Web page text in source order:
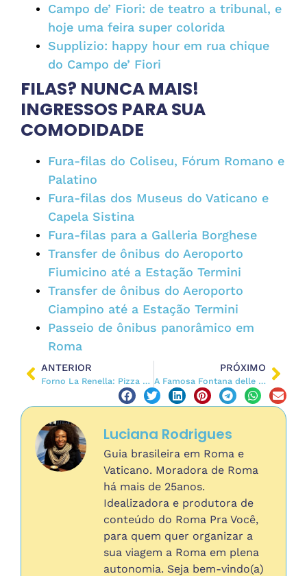
Campo de’ Fiori: de teatro a tribunal, e
hoje uma feira super colorida
Supplizio: happy hour em rua chique
do Campo de’ Fiori
FILAS? NUNCA MAIS!
INGRESSOS PARA SUA
COMODIDADE
Fura-filas do Coliseu, Fórum Romano e
Palatino
Fura-filas dos Museus do Vaticano e
Capela Sistina
Fura-filas para a Galleria Borghese
Transfer de ônibus do Aeroporto
Fiumicino até a Estação Termini
Transfer de ônibus do Aeroporto
Ciampino até a Estação Termini
Passeio de ônibus panorâmico em
Roma
ANTERIOR
Forno La Renella: Pizza aos pedaços em Trastevere
PRÓXIMO
A Famosa Fontana delle Tartarughe, no Gueto Hebraico de Roma
Luciana Rodrigues
Guia brasileira em Roma e
Vaticano. Moradora de Roma
há mais de 25anos.
Idealizadora e produtora de
conteúdo do Roma Pra Você,
para quem quer organizar a
sua viagem a Roma em plena
autonomia. Seja bem-vindo(a)